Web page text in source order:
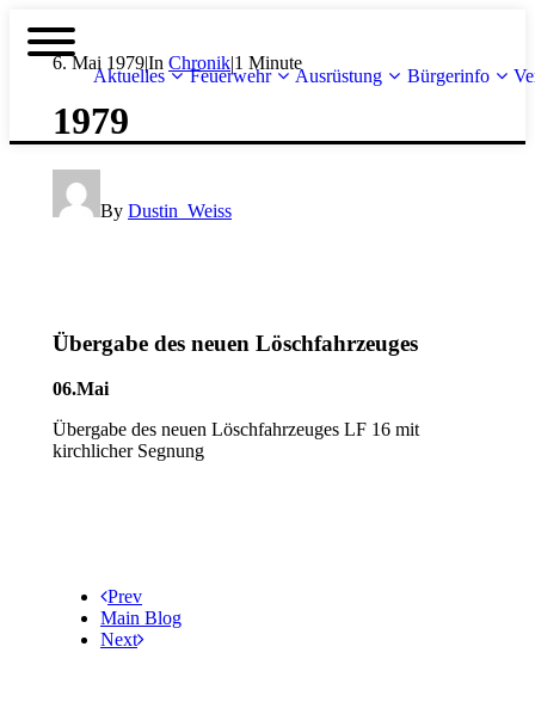
Aktuelles Feuerwehr Ausrüstung Bürgerinfo
6. Mai 1979|In Chronik|1 Minute
1979
By Dustin_Weiss
Übergabe des neuen Löschfahrzeuges
06.Mai
Übergabe des neuen Löschfahrzeuges LF 16 mit
kirchlicher Segnung
Prev
Main Blog
Next